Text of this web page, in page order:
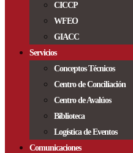
CICCP
WFEO
GIACC
Servicios
Conceptos Técnicos
Centro de Conciliación
Centro de Avalúos
Biblioteca
Logística de Eventos
Comunicaciones